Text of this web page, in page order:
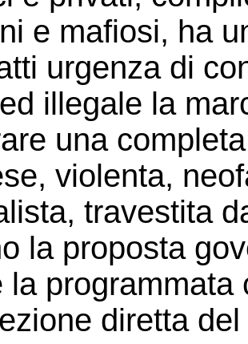
e mafiosi, ha
urgenza di
illegale la
una
violenta,
travestita
la proposta
la
diretta